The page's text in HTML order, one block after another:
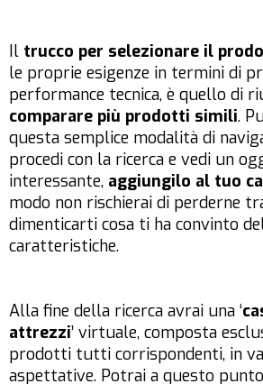
Il trucco per selezionare il
le proprie esigenze in termini di
performance tecnica, è quello di
comparare più prodotti simili.
questa semplice modalità di
procedi con la ricerca e vedi un
interessante, aggiungilo al tuo
modo non rischierai di perderne
dimenticarti cosa ti ha convinto
caratteristiche.
Alla fine della ricerca avrai una ‘
attrezzi’ virtuale, composta
prodotti tutti corrispondenti, in
aspettative. Potrai a questo punto